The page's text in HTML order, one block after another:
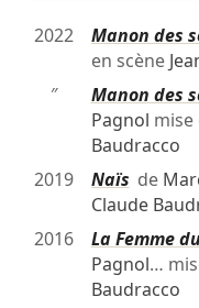
2022 Manon des
en scène
″
Manon des
Pagnol mise
Baudracco
2019
Naïs de
Claude
2016
La Femme
Pagnol…
Baudracco